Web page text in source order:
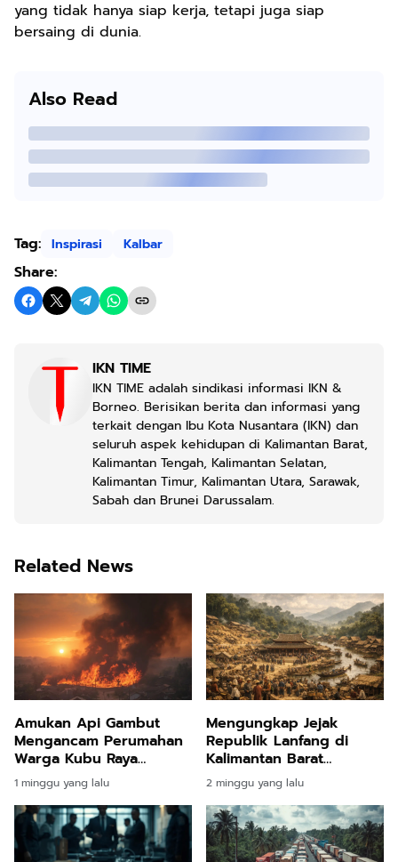
yang tidak hanya siap kerja, tetapi juga siap
bersaing di dunia.
Also Read
Tag: Inspirasi Kalbar
Share:
IKN TIME
IKN TIME adalah sindikasi informasi IKN &
Borneo. Berisikan berita dan informasi yang
terkait dengan Ibu Kota Nusantara (IKN) dan
seluruh aspek kehidupan di Kalimantan Barat,
Kalimantan Tengah, Kalimantan Selatan,
Kalimantan Timur, Kalimantan Utara, Sarawak,
Sabah dan Brunei Darussalam.
Related News
Amukan Api Gambut
Mengancam Perumahan
Warga Kubu Raya
Berujung Evakuasi
Darurat
1 minggu yang lalu
Mengungkap Jejak
Republik Lanfang di
Kalimantan Barat
Sebagai Demokrasi
Pertama di Nusantara
2 minggu yang lalu